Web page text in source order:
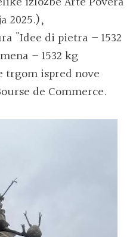
2025.),
"Idee di pietra – 1532
– 1532 kg
ispred nove
de Commerce.